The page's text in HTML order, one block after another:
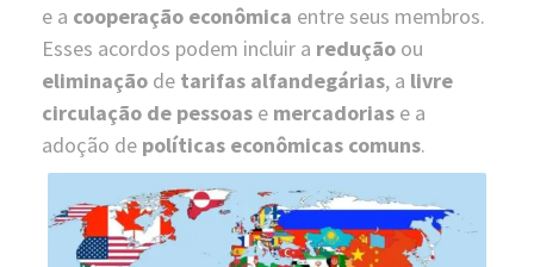
e a cooperação econômica entre seus membros.
Esses acordos podem incluir a redução ou
eliminação de tarifas alfandegárias, a livre
circulação de pessoas e mercadorias e a
adoção de políticas econômicas comuns.